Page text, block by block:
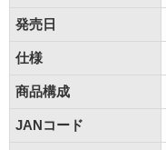
発売日
仕様
商品構成
JANコード